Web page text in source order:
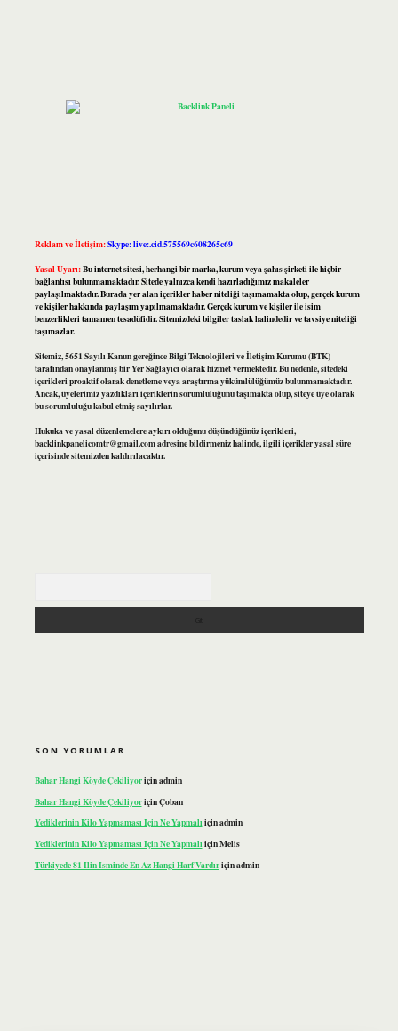
Reklam ve İletişim:Skype: live:.cid.575569c608265c69
Yasal Uyarı:Bu internet sitesi, herhangi bir marka, kurum veya şahıs şirketi ile hiçbir
bağlantısı bulunmamaktadır. Sitede yalnızca kendi hazırladığımız makaleler
paylaşılmaktadır. Burada yer alan içerikler haber niteliği taşımamakta olup, gerçek kurum
ve kişiler hakkında paylaşım yapılmamaktadır. Gerçek kurum ve kişiler ile isim
benzerlikleri tamamen tesadüfidir. Sitemizdeki bilgiler taslak halindedir ve tavsiye niteliği
taşımazlar.
Sitemiz, 5651 Sayılı Kanun gereğince Bilgi Teknolojileri ve İletişim Kurumu (BTK)
tarafından onaylanmış bir Yer Sağlayıcı olarak hizmet vermektedir. Bu nedenle, sitedeki
içerikleri proaktif olarak denetleme veya araştırma yükümlülüğümüz bulunmamaktadır.
Ancak, üyelerimiz yazdıkları içeriklerin sorumluluğunu taşımakta olup, siteye üye olarak
bu sorumluluğu kabul etmiş sayılırlar.
Hukuka ve yasal düzenlemelere aykırı olduğunu düşündüğünüz içerikleri,
backlinkpanelicomtr@gmail.comadresine bildirmeniz halinde, ilgili içerikler yasal süre
içerisinde sitemizden kaldırılacaktır.
SON YORUMLAR
Bahar Hangi Köyde Çekiliyoriçinadmin
Bahar Hangi Köyde ÇekiliyoriçinÇoban
Yediklerinin Kilo Yapmaması Için Ne Yapmalıiçinadmin
Yediklerinin Kilo Yapmaması Için Ne YapmalıiçinMelis
Türkiyede 81 Ilin Isminde En Az Hangi Harf Vardıriçinadmin